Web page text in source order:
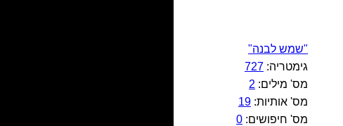
"שמש לבנה"
גימטריה: 727
מס' מילים: 2
מס' אותיות: 19
מס' חיפושים: 0